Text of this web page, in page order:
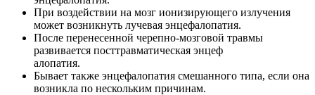
При воздействии на мозг ионизирующего излучения
может возникнуть лучевая энцефалопатия.
После перенесенной черепно-мозговой травмы
развивается посттравматическая энцеф
алопатия.
Бывает также энцефалопатия смешанного типа, если она
возникла по нескольким причинам.